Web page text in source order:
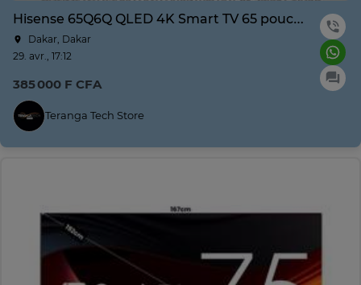
Hisense 65Q6Q QLED 4K Smart TV 65 pouces
Dakar, Dakar
29. avr., 17:12
385 000 F CFA
Teranga Tech Store